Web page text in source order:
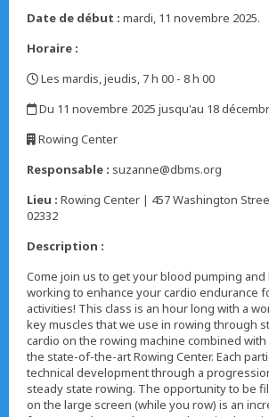
Date de début : mardi, 11 novembre 2025.
Horaire :
Les mardis, jeudis, 7 h 00 - 8 h 00
Du 11 novembre 2025 jusqu'au 18
Rowing Center
Responsable : suzanne@dbms.org
Lieu : Rowing Center | 457 Washington
02332
Description :
Come join us to get your blood pumping and
working to enhance your cardio endurance
activities! This class is an hour long with a
key muscles that we use in rowing through
cardio on the rowing machine combined
the state-of-the-art Rowing Center. Each
technical development through a
steady state rowing. The opportunity to be
on the large screen (while you row) is an